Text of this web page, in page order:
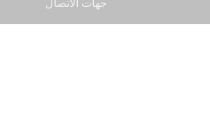
جهات الاتصال